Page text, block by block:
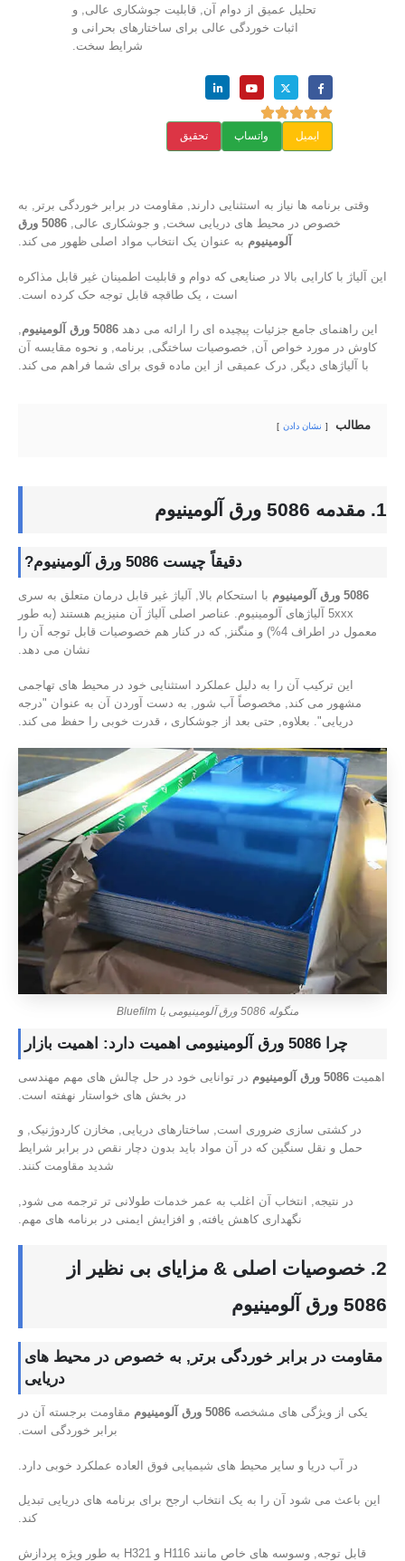
تحلیل عمیق از دوام آن, قابلیت جوشکاری عالی, و
اثبات خوردگی عالی برای ساختارهای بحرانی و
شرایط سخت.
ایمیل واتساپ تحقیق
وقتی برنامه ها نیاز به استثنایی دارند, مقاومت در برابر خوردگی برتر, به
خصوص در محیط های دریایی سخت, و جوشکاری عالی,
5086 ورق
آلومینیوم به عنوان یک انتخاب مواد اصلی ظهور می کند.
این آلیاژ با کارایی بالا در صنایعی که دوام و قابلیت اطمینان غیر قابل مذاکره
است ، یک طاقچه قابل توجه حک کرده است.
این راهنمای جامع جزئیات پیچیده ای را ارائه می دهد 5086 ورق آلومینیوم
,
کاوش در مورد خواص آن, خصوصیات ساختگی, برنامه, و نحوه مقایسه آن
با آلیاژهای دیگر, درک عمیقی از این ماده قوی برای شما فراهم می کند.
مطالب نشان دادن
1. مقدمه 5086 ورق آلومینیوم
دقیقاً چیست 5086 ورق آلومینیوم?
5086 ورق آلومینیوم
با استحکام بالا, آلیاژ غیر قابل درمان متعلق به سری
5xxx آلیاژهای آلومینیوم. عناصر اصلی آلیاژ آن منیزیم هستند (به طور
معمول در اطراف 4%) و منگنز, که در کنار هم خصوصیات قابل توجه آن را
نشان می دهد.
این ترکیب آن را به دلیل عملکرد استثنایی خود در محیط های تهاجمی
مشهور می کند, مخصوصاً آب شور, به دست آوردن آن به عنوان "درجه
دریایی". بعلاوه, حتی بعد از جوشکاری ، قدرت خوبی را حفظ می کند.
منگوله 5086 ورق آلومینیومی با Bluefilm
چرا 5086 ورق آلومینیومی اهمیت دارد: اهمیت بازار
اهمیت 5086 ورق آلومینیوم
در توانایی خود در حل چالش های مهم مهندسی
در بخش های خواستار نهفته است.
در کشتی سازی ضروری است, ساختارهای دریایی, مخازن کاردوژنیک, و
حمل و نقل سنگین که در آن مواد باید بدون دچار نقص در برابر شرایط
شدید مقاومت کنند.
در نتیجه, انتخاب آن اغلب به عمر خدمات طولانی تر ترجمه می شود,
نگهداری کاهش یافته, و افزایش ایمنی در برنامه های مهم.
2. خصوصیات اصلی & مزایای بی نظیر از
5086 ورق آلومینیوم
مقاومت در برابر خوردگی برتر, به خصوص در محیط های
دریایی
یکی از ویژگی های مشخصه 5086 ورق آلومینیوم
مقاومت برجسته آن در
برابر خوردگی است.
در آب دریا و سایر محیط های شیمیایی فوق العاده عملکرد خوبی دارد.
این باعث می شود آن را به یک انتخاب ارجح برای برنامه های دریایی تبدیل
کند.
قابل توجه, وسوسه های خاص مانند H116 و H321 به طور ویژه پردازش